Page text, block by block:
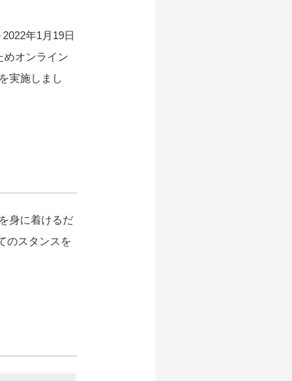
年1月19日
めオンライン
実施しまし
身に着けるだ
のスタンスを